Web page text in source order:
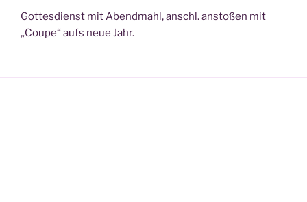
Gottesdienst mit Abendmahl, anschl. anstoßen mit
„Coupe“ aufs neue Jahr.